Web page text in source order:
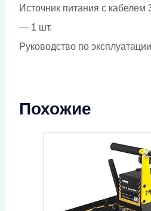
Источник питания с
— 1 шт.
Руководство по
Похожие